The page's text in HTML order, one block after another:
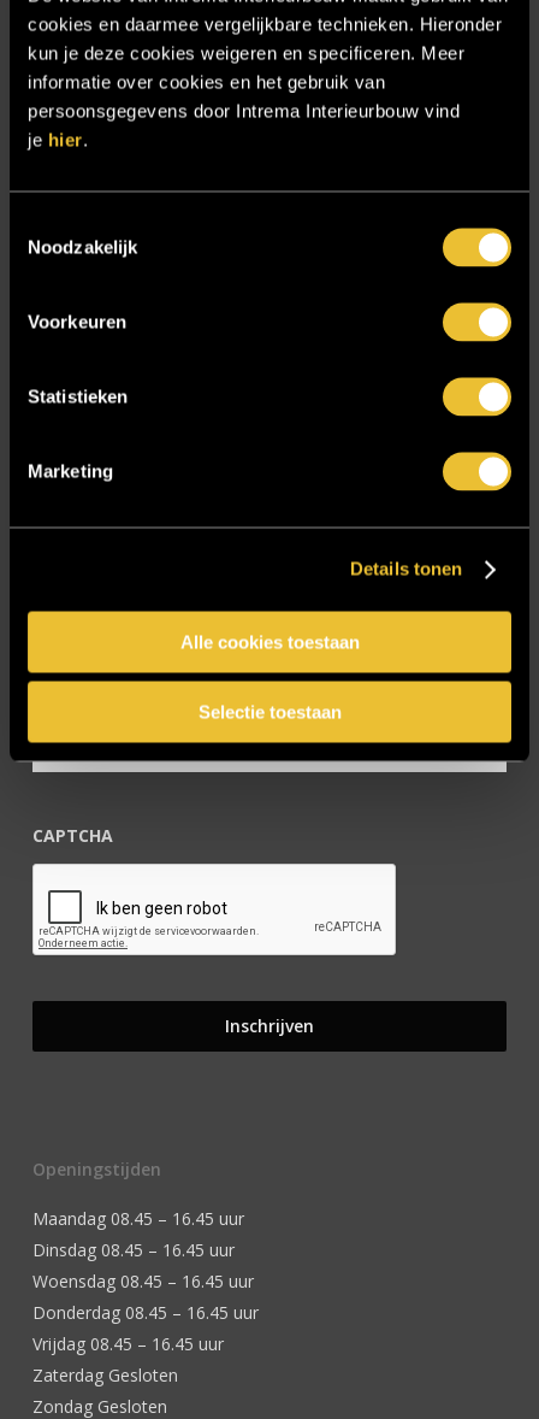
cookies en daarmee vergelijkbare technieken. Hieronder
kun je deze cookies weigeren en specificeren. Meer
informatie over cookies en het gebruik van
persoonsgegevens door Intrema Interieurbouw vind
je hier.
Noodzakelijk
Voorkeuren
Statistieken
Marketing
Details tonen
Alle cookies toestaan
Selectie toestaan
Particulier project: Woonvilla met exclusief maatwerk
Projecten
Referenties
Samenwerken
Sensire
Trebbe MiddenWest
Twentsch Hooratelier
Vacatures
Blijf op de hoogte!
E-mailadres *
CAPTCHA
Openingstijden
Maandag 08.45 – 16.45 uur
Dinsdag 08.45 – 16.45 uur
Woensdag 08.45 – 16.45 uur
Donderdag 08.45 – 16.45 uur
Vrijdag 08.45 – 16.45 uur
Zaterdag Gesloten
Zondag Gesloten